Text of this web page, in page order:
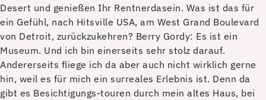
Desert und genießen Ihr Rentnerdasein. Was ist das für
ein Gefühl, nach Hitsville USA, am West Grand Boulevard
von Detroit, zurückzukehren? Berry Gordy: Es ist ein
Museum. Und ich bin einerseits sehr stolz darauf.
Andererseits fliege ich da aber auch nicht wirklich gerne
hin, weil es für mich ein surreales Erlebnis ist. Denn da
gibt es Besichtigungs-touren durch mein altes Haus, bei